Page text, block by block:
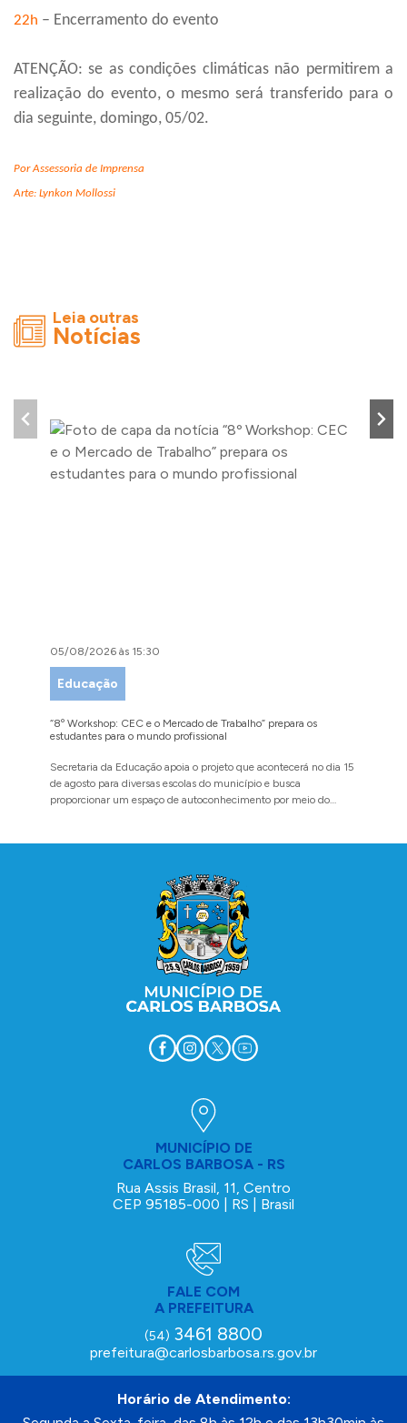
22h – Encerramento do evento
ATENÇÃO: se as condições climáticas não permitirem a
realização do evento, o mesmo será transferido para o
dia seguinte, domingo, 05/02.
Por Assessoria de Imprensa
Arte: Lynkon Mollossi
Leia outras
Notícias
05/08/2026 às 15:30
Educação
“8º Workshop: CEC e o Mercado de Trabalho” prepara os
estudantes para o mundo profissional
Secretaria da Educação apoia o projeto que acontecerá no dia 15
de agosto para diversas escolas do município e busca
proporcionar um espaço de autoconhecimento por meio do
MUNICÍPIO DE
CARLOS BARBOSA - RS
Rua Assis Brasil, 11, Centro
CEP 95185-000 | RS | Brasil
FALE COM
A PREFEITURA
(54) 3461 8800
prefeitura@carlosbarbosa.rs.gov.br
Horário de Atendimento: